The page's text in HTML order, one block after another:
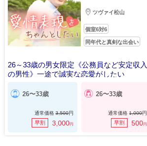
ツヴァイ松山
個室6対6
同年代と真剣な出会い
26～33歳の男女限定《公務員など安定収入
の男性》一途で誠実な恋愛がしたい
26〜33歳
通常価格 3,500円
早割 3,000円
26〜33歳
通常価格1,000円
早割 500円